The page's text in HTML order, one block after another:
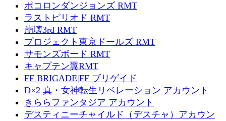
ポコロンダンジョンズ RMT
ラストピリオド RMT
崩壊3rd RMT
プロジェクト東京ドールズ RMT
サモンズボード RMT
キャプテン翼RMT
FF BRIGADE|FF ブリゲイド
D×2 真・女神転生リベレーション アカウント
きららファンタジア アカウント
デスティニーチャイルド（デスチャ）アカウン